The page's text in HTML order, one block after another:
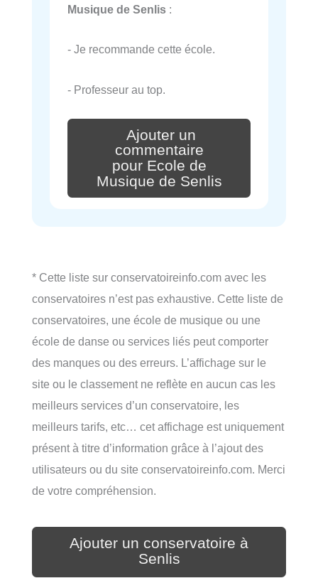
Musique de Senlis :
- Je recommande cette école.
- Professeur au top.
Ajouter un
commentaire
pour Ecole de
Musique de Senlis
* Cette liste sur conservatoireinfo.com avec les
conservatoires n’est pas exhaustive. Cette liste de
conservatoires, une école de musique ou une
école de danse ou services liés peut comporter
des manques ou des erreurs. L’affichage sur le
site ou le classement ne reflète en aucun cas les
meilleurs services d’un conservatoire, les
meilleurs tarifs, etc… cet affichage est uniquement
présent à titre d’information grâce à l’ajout des
utilisateurs ou du site conservatoireinfo.com. Merci
de votre compréhension.
Ajouter un conservatoire à
Senlis